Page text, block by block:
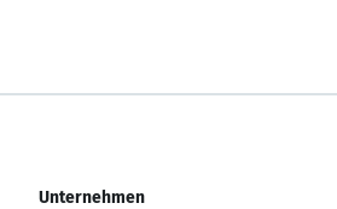
Unternehmen